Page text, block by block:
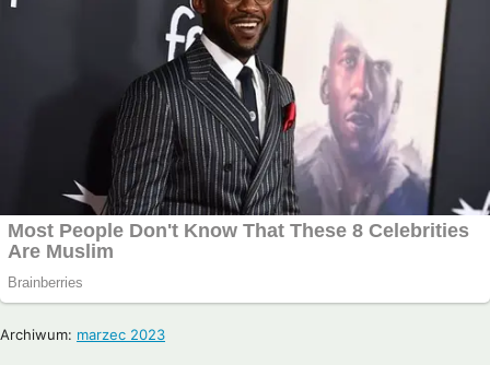
Archiwum: marzec 2023